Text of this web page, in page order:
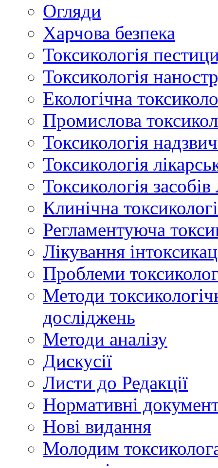
Огляди
Харчова безпека
Токсикологія
Токсикологія
Екологічна
Промислова
Токсикологія
Токсикологія
Токсикологія
Клинічна
Регламентуюча
Лікування
Проблеми
Методи
досліджень
Методи аналізу
Дискусії
Листи до Редакції
Нормативні
Нові видання
Молодим